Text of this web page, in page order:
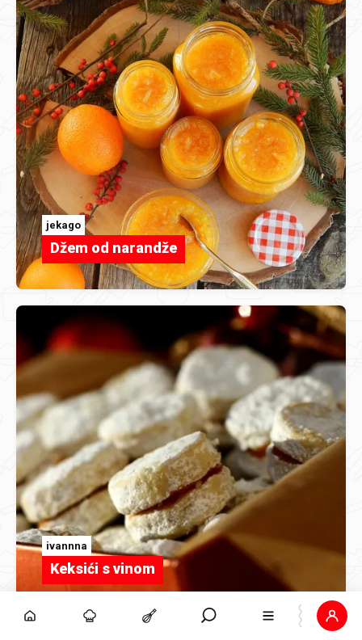
jekago
Džem od narandže
ivannna
Keksići s vinom